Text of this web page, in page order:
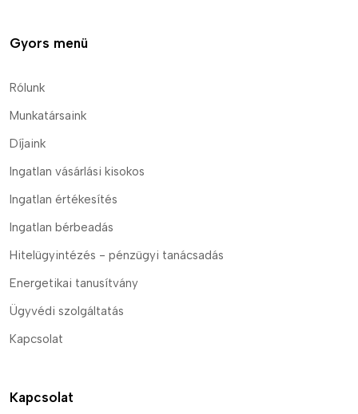
Gyors menü
Rólunk
Munkatársaink
Díjaink
Ingatlan vásárlási kisokos
Ingatlan értékesítés
Ingatlan bérbeadás
Hitelügyintézés - pénzügyi tanácsadás
Energetikai tanusítvány
Ügyvédi szolgáltatás
Kapcsolat
Kapcsolat